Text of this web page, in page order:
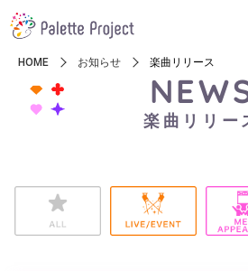
HOME お知らせ 楽曲リリース
楽曲リリー